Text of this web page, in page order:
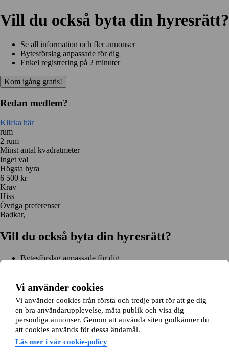
Vi använder cookies
Vi använder cookies från första och tredje part för att ge dig
en bra användarupplevelse, mäta publik och visa dig
personliga annonser. Genom att använda siten godkänner du
att cookies används för dessa ändamål.
Läs mer i vår cookie-policy
Vill du också byta din hyresrätt?
Se all information och fler annonser
Bytesförslag anpassade för dig
Enkel registrering på 2 minuter
Kom igång gratis!
Redan medlem?
Klicka här
rum
2 rum
Minst antal kvadratmeter
Inget val
Högsta hyra
6 500 kr
Krav
Hiss
Övriga preferenser
Badkar,
Vill du också byta din hyresrätt?
Bytesförslag anpassade för dig
Kom igång
Kom igång gratisSök annonser Logga in
Läs mer
Nyheter och tipsBytesansökan
Om lägenhetsbyte.se